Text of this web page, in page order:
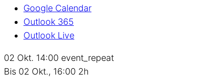
Google Calendar
Outlook 365
Outlook Live
02 Okt. 14:00 event_repeat
Bis 02 Okt., 16:00 2h